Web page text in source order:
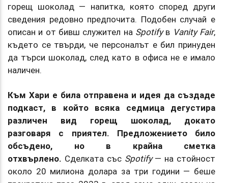
горещ шоколад — напитка, която според други
сведения редовно предпочита. Подобен случай е
описан и от бивш служител на Spotifyв Vanity Fair,
където се твърди, че персоналът е бил принуден
да търси шоколад, след като в офиса не е имало
наличен.
Към Хари е била отправена и идея да създаде
подкаст, в който всяка седмица дегустира
различен вид горещ шоколад, докато
разговаря с приятел. Предложението било
обсъдено, но в крайна сметка
отхвърлено. Сделката със Spotify— на стойност
около 20 милиона долара за три години — беше